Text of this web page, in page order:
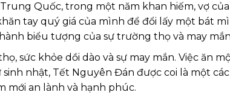
Quốc, trong một năm khan hiếm, vợ của
tay quý giá của mình để đổi lấy một bát mì
biểu tượng của sự trường thọ và may
sức khỏe dồi dào và sự may mắn. Việc ăn
nhật, Tết Nguyên Đán được coi là một
mới an lành và hạnh phúc.